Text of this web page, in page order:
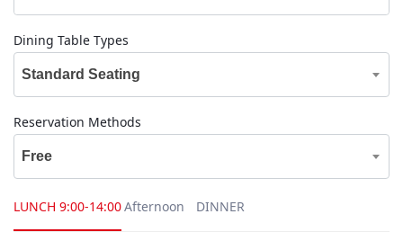
Dining Table Types
Standard Seating
Reservation Methods
Free
LUNCH 9:00-14:00Afternoon DINNER